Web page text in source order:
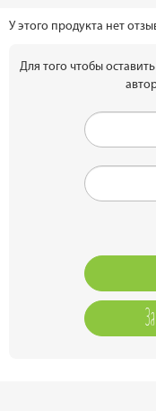
У этого продукта нет
Для того чтобы